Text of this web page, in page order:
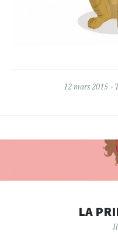
12 mars 2015
LA